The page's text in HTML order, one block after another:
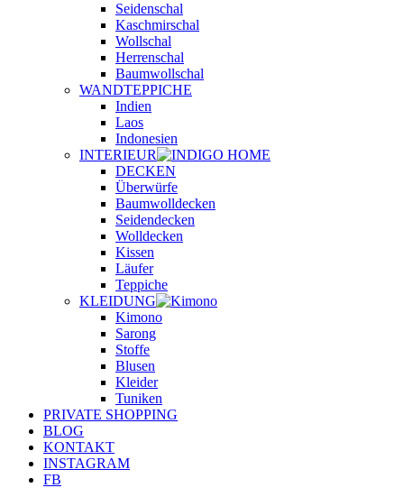
Seidenschal
Kaschmirschal
Wollschal
Herrenschal
Baumwollschal
WANDTEPPICHE
Indien
Laos
Indonesien
INTERIEUR
DECKEN
Überwürfe
Baumwolldecken
Seidendecken
Wolldecken
Kissen
Läufer
Teppiche
KLEIDUNG
Kimono
Sarong
Stoffe
Blusen
Kleider
Tuniken
PRIVATE SHOPPING
BLOG
KONTAKT
INSTAGRAM
FB